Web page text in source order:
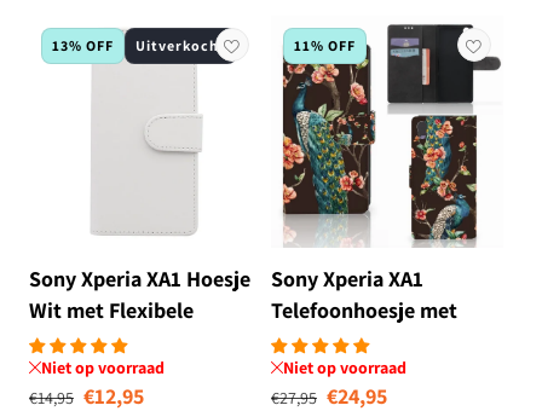
13% OFF Uitverkocht
Sony Xperia XA1 Hoesje
Wit met Flexibele
Houder
Niet op voorraad
Normale prijs
€14,95 Aanbiedingsprijs
€12,95
11% OFF
Sony Xperia XA1
Telefoonhoesje met
Pasjes Pauw met
Bloemen
Niet op voorraad
Normale prijs
€27,95 €24,95